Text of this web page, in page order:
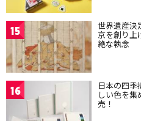
15 世界遺産決
京を創り上
絶な執念
16 日本の四季
しい色を
売！